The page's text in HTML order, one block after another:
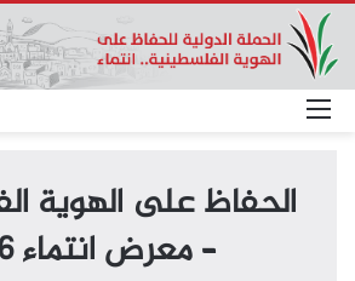
القائمة
الحفاظ على الهوية
– معرض انتماء 2016